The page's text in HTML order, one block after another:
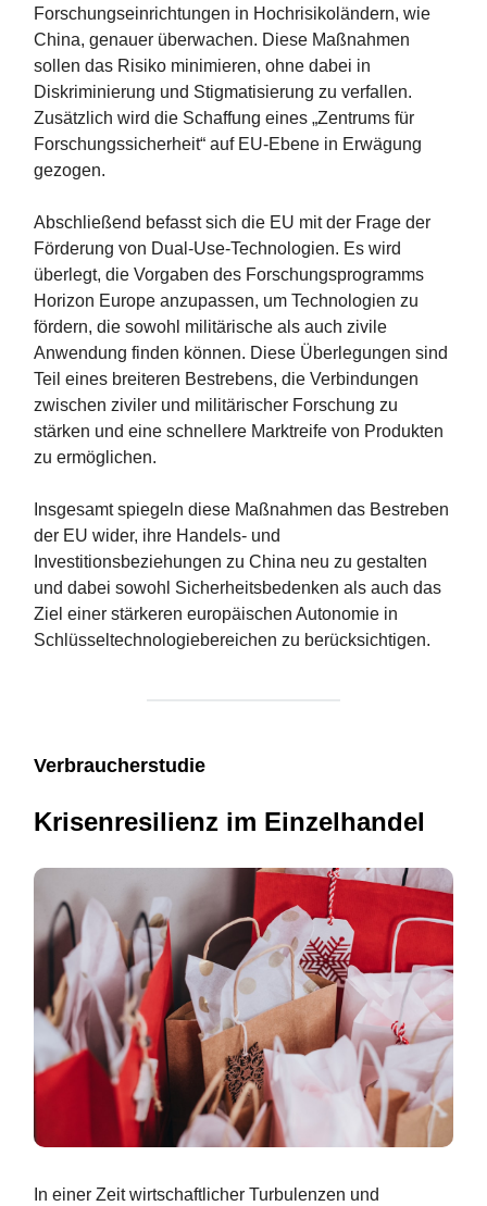
Forschungseinrichtungen in Hochrisikoländern, wie
China, genauer überwachen. Diese Maßnahmen
sollen das Risiko minimieren, ohne dabei in
Diskriminierung und Stigmatisierung zu verfallen.
Zusätzlich wird die Schaffung eines „Zentrums für
Forschungssicherheit“ auf EU-Ebene in Erwägung
gezogen.
Abschließend befasst sich die EU mit der Frage der
Förderung von Dual-Use-Technologien. Es wird
überlegt, die Vorgaben des Forschungsprogramms
Horizon Europe anzupassen, um Technologien zu
fördern, die sowohl militärische als auch zivile
Anwendung finden können. Diese Überlegungen sind
Teil eines breiteren Bestrebens, die Verbindungen
zwischen ziviler und militärischer Forschung zu
stärken und eine schnellere Marktreife von Produkten
zu ermöglichen.
Insgesamt spiegeln diese Maßnahmen das Bestreben
der EU wider, ihre Handels- und
Investitionsbeziehungen zu China neu zu gestalten
und dabei sowohl Sicherheitsbedenken als auch das
Ziel einer stärkeren europäischen Autonomie in
Schlüsseltechnologiebereichen zu berücksichtigen​​​​.
Verbraucherstudie
Krisenresilienz im Einzelhandel
In einer Zeit wirtschaftlicher Turbulenzen und